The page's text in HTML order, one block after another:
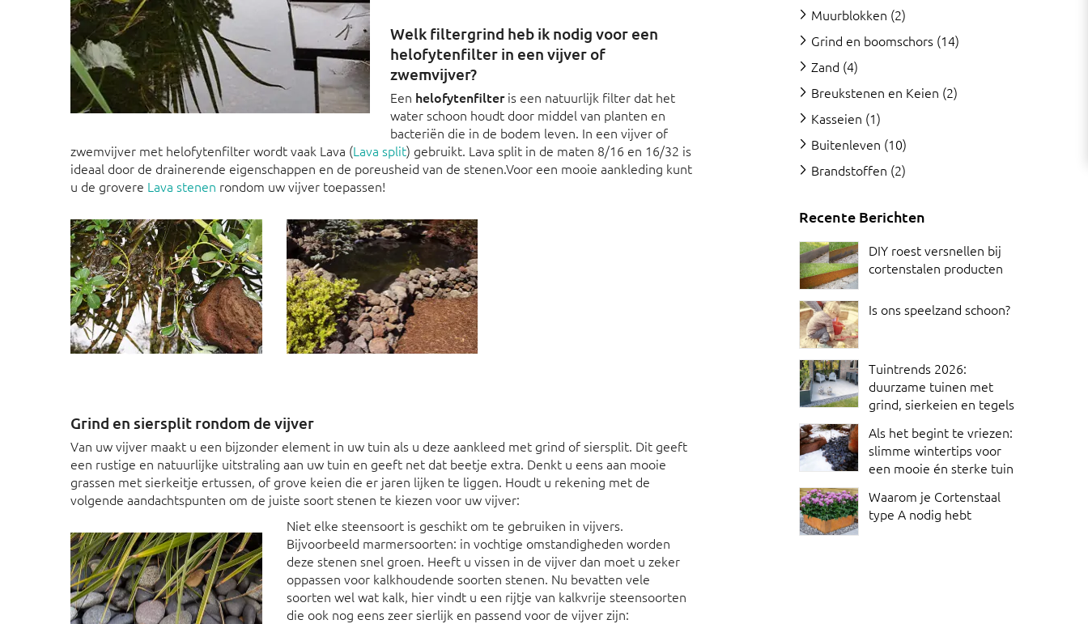
Welk filtergrind heb ik nodig voor een
helofytenfilter in een vijver of
zwemvijver?
Een helofytenfilteris een natuurlijk filter dat het
water schoon houdt door middel van planten en
bacteriën die in de bodem leven. In een vijver of
zwemvijver met helofytenfilter wordt vaak Lava (Lava split) gebruikt. Lava split in de maten 8/16 en 16/32 is
ideaal door de drainerende eigenschappen en de poreusheid van de stenen.Voor een mooie aankleding kunt
u de grovere Lava stenen rondom uw vijver toepassen!
Grind en siersplit rondom de vijver
Van uw vijver maakt u een bijzonder element in uw tuin als u deze aankleed met grind of siersplit. Dit geeft
een rustige en natuurlijke uitstraling aan uw tuin en geeft net dat beetje extra. Denkt u eens aan mooie
grassen met sierkeitje ertussen, of grove keien die er jaren lijken te liggen. Houdt u rekening met de
volgende aandachtspunten om de juiste soort stenen te kiezen voor uw vijver:
Niet elke steensoort is geschikt om te gebruiken in vijvers.
Bijvoorbeeld marmersoorten: in vochtige omstandigheden worden
deze stenen snel groen. Heeft u vissen in de vijver dan moet u zeker
oppassen voor kalkhoudende soorten stenen. Nu bevatten vele
soorten wel wat kalk, hier vindt u een rijtje van kalkvrije steensoorten
die ook nog eens zeer sierlijk en passend voor de vijver zijn:
Muurblokken (2)
Grind en boomschors (14)
Zand (4)
Breukstenen en Keien (2)
Kasseien (1)
Buitenleven (10)
Brandstoffen (2)
Recente Berichten
DIY roest versnellen bij
cortenstalen producten
Is ons speelzand schoon?
Tuintrends 2026:
duurzame tuinen met
grind, sierkeien en tegels
Als het begint te vriezen:
slimme wintertips voor
een mooie én sterke tuin
Waarom je Cortenstaal
type A nodig hebt